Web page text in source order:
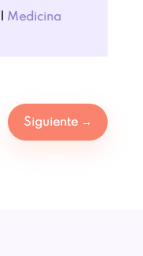
Medicina
Siguiente →